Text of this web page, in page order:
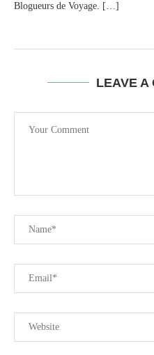
Blogueurs de Voyage. […]
LEAVE A